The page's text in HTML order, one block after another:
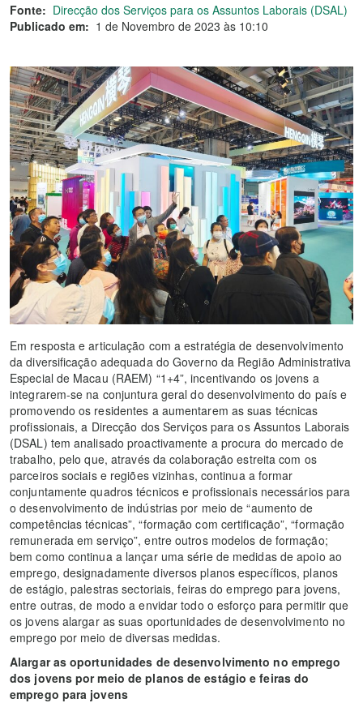
Fonte: Direcção dos Serviços para os Assuntos Laborais (DSAL)
Publicado em: 1 de Novembro de 2023 às 10:10
Em resposta e articulação com a estratégia de desenvolvimento
da diversificação adequada do Governo da Região Administrativa
Especial de Macau (RAEM) “1+4”, incentivando os jovens a
integrarem-se na conjuntura geral do desenvolvimento do país e
promovendo os residentes a aumentarem as suas técnicas
profissionais, a Direcção dos Serviços para os Assuntos Laborais
(DSAL) tem analisado proactivamente a procura do mercado de
trabalho, pelo que, através da colaboração estreita com os
parceiros sociais e regiões vizinhas, continua a formar
conjuntamente quadros técnicos e profissionais necessários para
o desenvolvimento de indústrias por meio de “aumento de
competências técnicas”, “formação com certificação”, “formação
remunerada em serviço”, entre outros modelos de formação;
bem como continua a lançar uma série de medidas de apoio ao
emprego, designadamente diversos planos específicos, planos
de estágio, palestras sectoriais, feiras do emprego para jovens,
entre outras, de modo a envidar todo o esforço para permitir que
os jovens alargar as suas oportunidades de desenvolvimento no
emprego por meio de diversas medidas.
Alargar as oportunidades de desenvolvimento no emprego
dos jovens por meio de planos de estágio e feiras do
emprego para jovens